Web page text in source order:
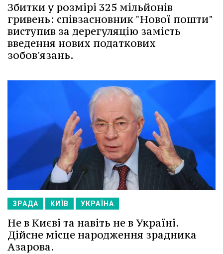
Збитки у розмірі 325 мільйонів
гривень: співзасновник "Нової пошти"
виступив за дерегуляцію замість
введення нових податкових
зобов'язань.
ЗРАДА КИЇВ УКРАЇНА
Не в Києві та навіть не в Україні.
Дійсне місце народження зрадника
Азарова.